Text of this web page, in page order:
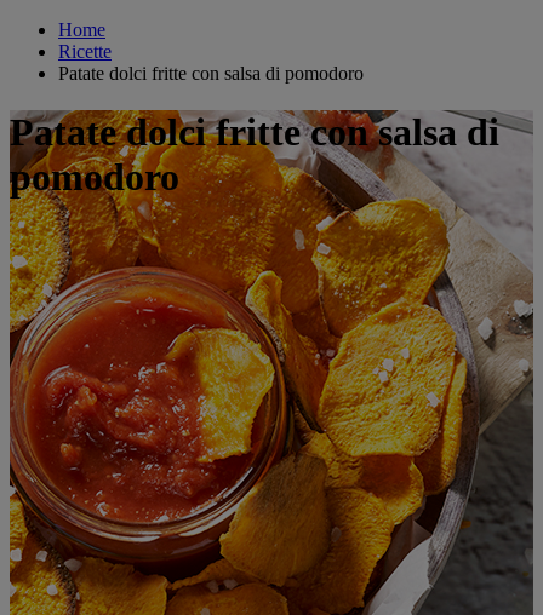
Home
Ricette
Patate dolci fritte con salsa di pomodoro
Patate dolci fritte con salsa di
pomodoro